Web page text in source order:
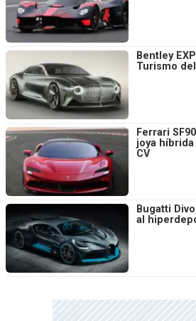
Bentley
Turismo
Ferrari
joya
CV
Bugatti
al